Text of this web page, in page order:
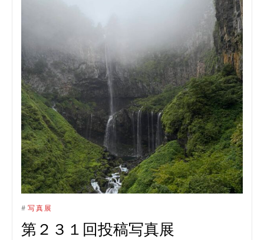
# 写真展
第２３１回投稿写真展